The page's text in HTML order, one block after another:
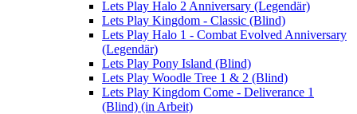
Lets Play Halo 2 Anniversary (Legendär)
Lets Play Kingdom - Classic (Blind)
Lets Play Halo 1 - Combat Evolved Anniversary
(Legendär)
Lets Play Pony Island (Blind)
Lets Play Woodle Tree 1 & 2 (Blind)
Lets Play Kingdom Come - Deliverance 1
(Blind) (in Arbeit)